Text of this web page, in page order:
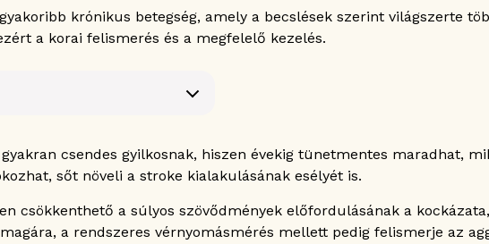
krónikus betegség, amely a becslések szerint világszerte
a korai felismerés és a megfelelő kezelés.
csendes gyilkosnak, hiszen évekig tünetmentes maradhat,
sőt növeli a stroke kialakulásának esélyét is.
csökkenthető a súlyos szövődmények előfordulásának a
a rendszeres vérnyomásmérés mellett pedig felismerje az